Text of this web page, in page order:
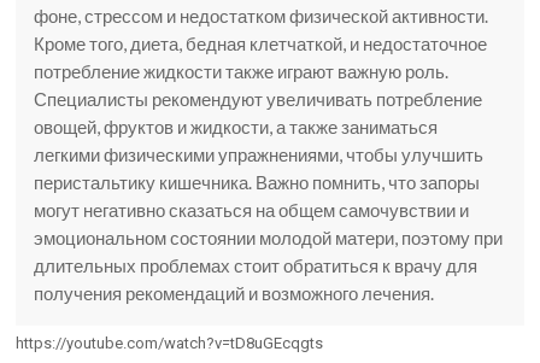
фоне, стрессом и недостатком физической активности.
Кроме того, диета, бедная клетчаткой, и недостаточное
потребление жидкости также играют важную роль.
Специалисты рекомендуют увеличивать потребление
овощей, фруктов и жидкости, а также заниматься
легкими физическими упражнениями, чтобы улучшить
перистальтику кишечника. Важно помнить, что запоры
могут негативно сказаться на общем самочувствии и
эмоциональном состоянии молодой матери, поэтому при
длительных проблемах стоит обратиться к врачу для
получения рекомендаций и возможного лечения.
https://youtube.com/watch?v=tD8uGEcqgts